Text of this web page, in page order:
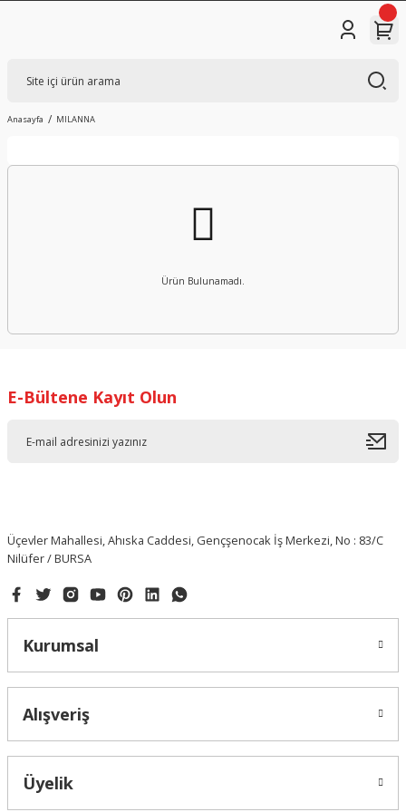
Anasayfa MILANNA
Ürün Bulunamadı.
E-Bültene Kayıt Olun
Üçevler Mahallesi, Ahıska Caddesi, Gençşenocak İş Merkezi, No : 83/C
Nilüfer / BURSA
Kurumsal
Alışveriş
Üyelik